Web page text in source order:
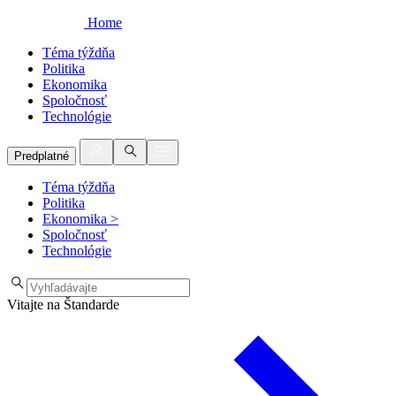
Home
Téma týždňa
Politika
Ekonomika
Spoločnosť
Technológie
Predplatné
Téma týždňa
Politika
Ekonomika >
Spoločnosť
Technológie
Vitajte na Štandarde